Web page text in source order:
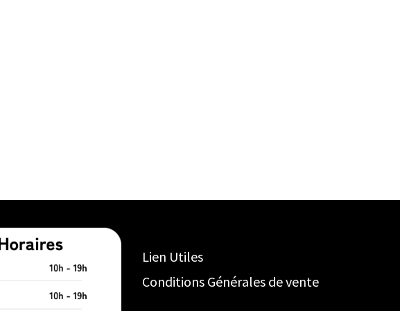
Lien Utiles
Conditions Générales de vente